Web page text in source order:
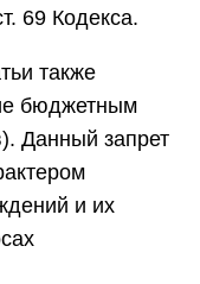
69 Кодекса.
также
бюджетным
Данный запрет
и их